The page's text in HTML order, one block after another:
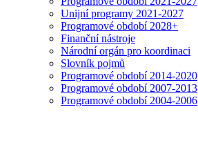
Unijní programy 2021-2027
Programové období 2028+
Finanční nástroje
Národní orgán pro koordinaci
Slovník pojmů
Programové období 2014-2020
Programové období 2007-2013
Programové období 2004-2006